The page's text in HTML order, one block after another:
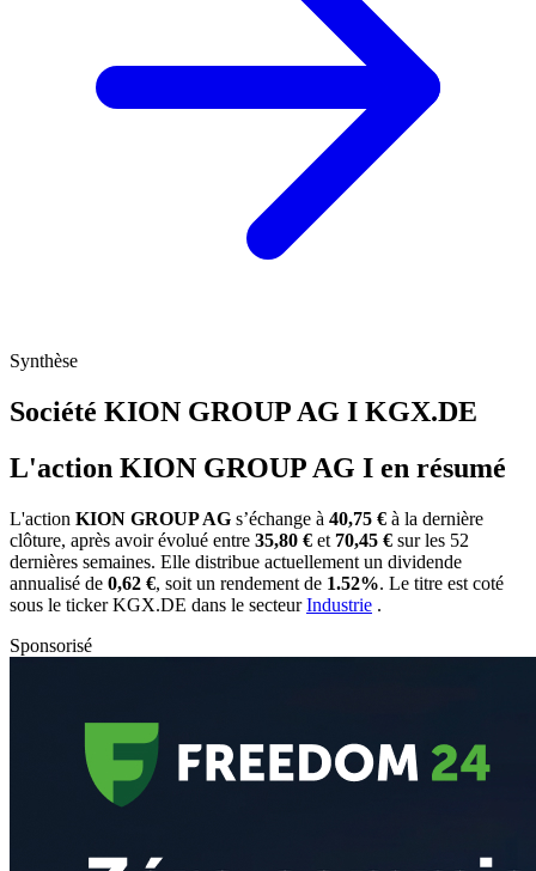
Synthèse
Société KION GROUP AG I KGX.DE
L'action KION GROUP AG I en résumé
L'action KION GROUP AG s’échange à 40,75 € à la dernière
clôture, après avoir évolué entre 35,80 € et 70,45 € sur les 52
dernières semaines. Elle distribue actuellement un dividende
annualisé de 0,62 €, soit un rendement de 1.52%. Le titre est coté
sous le tickerKGX.DE dans le secteurIndustrie .
Sponsorisé